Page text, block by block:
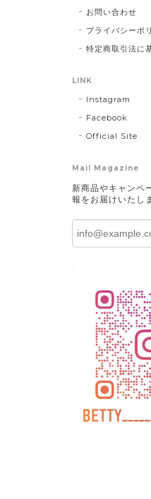
お問い合わせ
プライバシーポ
特定商取引法に
LINK
Instagram
Facebook
Official Site
Mail Magazine
新商品やキャンペ
報をお届けいたし